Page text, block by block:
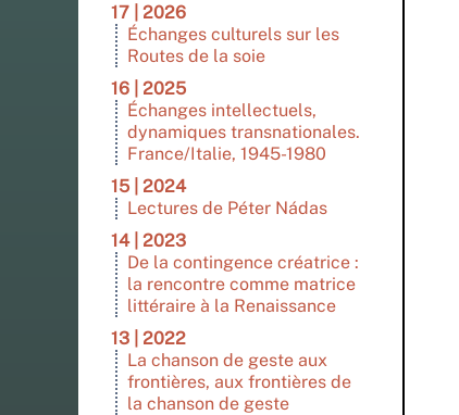
17 | 2026
Échanges culturels sur les
Routes de la soie
16 | 2025
Échanges intellectuels,
dynamiques transnationales.
France/Italie, 1945-1980
15 | 2024
Lectures de Péter Nádas
14 | 2023
De la contingence créatrice :
la rencontre comme matrice
littéraire à la Renaissance
13 | 2022
La chanson de geste aux
frontières, aux frontières de
la chanson de geste